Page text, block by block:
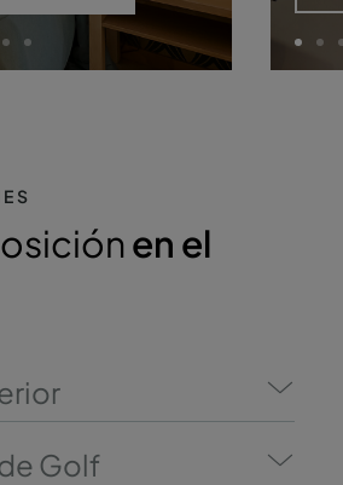
en el
Golf